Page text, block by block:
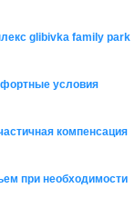
glibivka family park
условия
компенсация
при необходимости